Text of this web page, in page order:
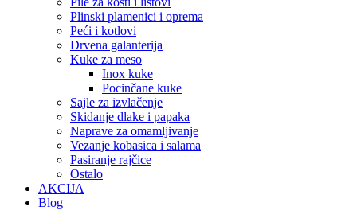
Plinski plamenici i oprema
Peći i kotlovi
Drvena galanterija
Kuke za meso
Inox kuke
Pocinčane kuke
Sajle za izvlačenje
Skidanje dlake i papaka
Naprave za omamljivanje
Vezanje kobasica i salama
Pasiranje rajčice
Ostalo
AKCIJA
Blog